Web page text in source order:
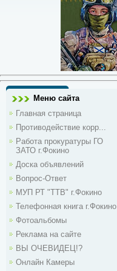
Меню сайта
Главная страница
Противодействие корр...
Работа прокуратуры ГО
ЗАТО г.Фокино
Доска объявлений
Вопрос-Ответ
МУП РТ "ТТВ" г.Фокино
Телефонная книга г.Фокино
Фотоальбомы
Реклама на сайте
ВЫ ОЧЕВИДЕЦ!?
Онлайн Камеры